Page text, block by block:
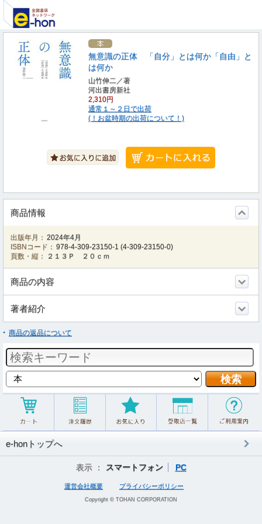
無意識の正体 「自分」とは何か「自由」と
は何か
山竹伸二／著
河出書房新社
2,310円
通常１～２日で出荷
(！お盆時期の出荷について！)
商品情報
出版年月： 2024年4月
ISBNコード： 978-4-309-23150-1 (4-309-23150-0)
頁数・縦：
２１３Ｐ ２０ｃｍ
商品の内容
著者紹介
商品の返品について
e-honトップへ
表示 ： スマートフォン PC
運営会社概要 プライバシーポリシー
Copyright © TOHAN CORPORATION